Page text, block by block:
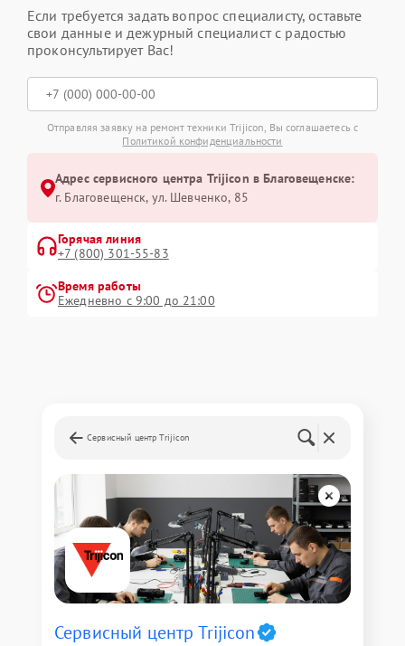
Если требуется задать вопрос специалисту, оставьте
свои данные и дежурный специалист с радостью
проконсультирует Вас!
Отправляя заявку на ремонт техники Trijicon, Вы соглашаетесь с
Политикой конфиденциальности
Адрес сервисного центра Trijicon в Благовещенске:
г. Благовещенск, ул. Шевченко, 85
Горячая линия
+7 (800) 301-55-83
Время работы
Ежедневно с 9:00 до 21:00
Сервисный центр Trijicon
Сервисный центр Trijicon